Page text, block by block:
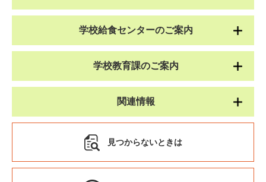
学校給食センターのご案内
学校教育課のご案内
関連情報
見つからないときは